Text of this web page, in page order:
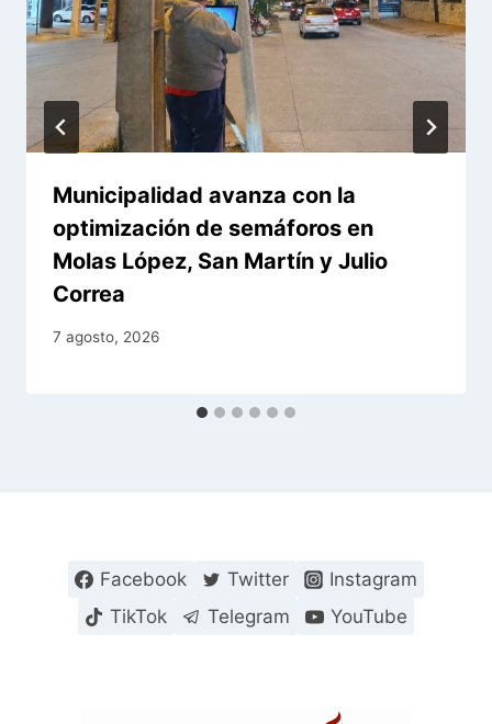
Municipalidad avanza con la
optimización de semáforos en
Molas López, San Martín y Julio
Correa
7 agosto, 2026
Facebook Twitter
Instagram
TikTok
Telegram YouTube